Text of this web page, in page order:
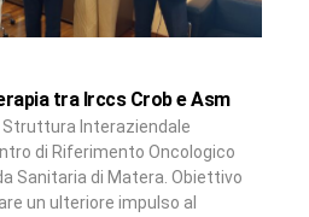
tra Irccs Crob e Asm
Struttura Interaziendale
di Riferimento Oncologico
Sanitaria di Matera. Obiettivo
un ulteriore impulso al